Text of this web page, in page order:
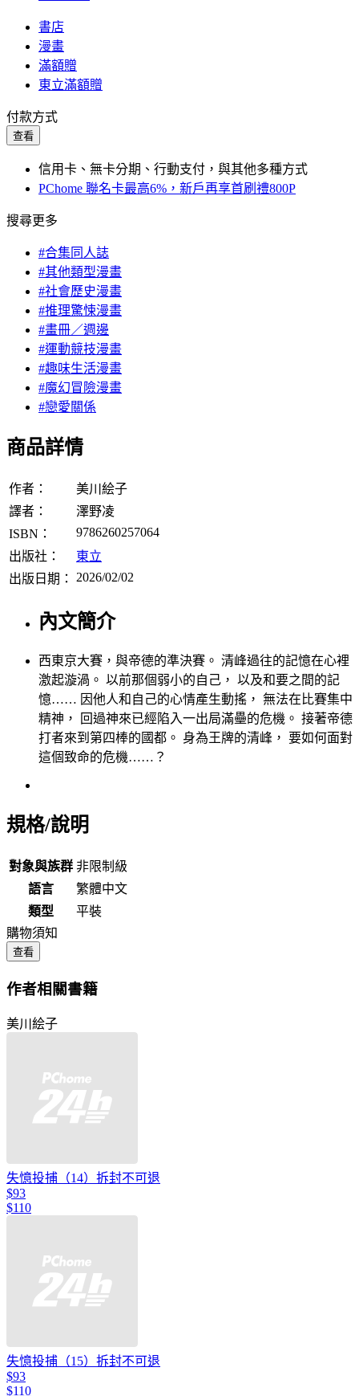
書店
漫畫
滿額贈
東立滿額贈
付款方式
查看
信用卡、無卡分期、行動支付，與其他多種方式
PChome 聯名卡最高6%，新戶再享首刷禮800P
搜尋更多
#合集同人誌
#其他類型漫畫
#社會歷史漫畫
#推理驚悚漫畫
#畫冊／週邊
#運動競技漫畫
#趣味生活漫畫
#魔幻冒險漫畫
#戀愛關係
商品詳情
作者：
美川絵子
譯者：
澤野凌
ISBN：
9786260257064
出版社：
東立
出版日期：
2026/02/02
內文簡介
西東京大賽，與帝德的準決賽。 清峰過往的記憶在心裡
激起漩渦。 以前那個弱小的自己， 以及和要之間的記
憶…… 因他人和自己的心情產生動搖， 無法在比賽集中
精神， 回過神來已經陷入一出局滿壘的危機。 接著帝德
打者來到第四棒的國都。 身為王牌的清峰， 要如何面對
這個致命的危機……？
規格/說明
對象與族群 非限制級
語言
繁體中文
類型
平裝
購物須知
查看
作者相關書籍
美川絵子
失憶投捕（14）拆封不可退
$93
$110
失憶投捕（15）拆封不可退
$93
$110